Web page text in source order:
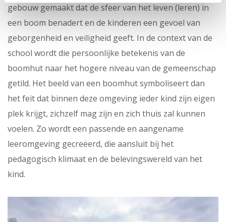
gebouw gemaakt dat de sfeer van het leven (leren) in
een boom benadert en de kinderen een gevoel van
geborgenheid en veiligheid geeft. In de context van de
school wordt die persoonlijke betekenis van de
boomhut naar het hogere niveau van de gemeenschap
getild. Het beeld van een boomhut symboliseert dan
het feit dat binnen deze omgeving ieder kind zijn eigen
plek krijgt, zichzelf mag zijn en zich thuis zal kunnen
voelen. Zo wordt een passende en aangename
leeromgeving gecreëerd, die aansluit bij het
pedagogisch klimaat en de belevingswereld van het
kind.